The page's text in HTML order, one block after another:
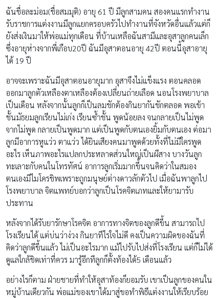
ฉันชื่อละม่อม(ชื่อสมมุติ) อายุ 61 ปี มีลูกสามคน สองคนแรกทำงาน
รับราชการแต่งงานมีลูกแยกครอบครัวไปทำงานที่จังหวัดอื่นแล้วแต่ก็
ยังส่งเงินมาให้พ่อแม่ทุกเดือน ที่บ้านเหลือฉันสามีและอุสาลูกคนเล็ก
ซึ่งอายุห่างจากพี่เกือบ20ปี ฉันมีอุสาตอนอายุ 42ปี ตอนนี้อุสาอายุ
ได้ 19 ปี
อาจจะเพราะฉันมีอุสาตอนอายุมาก อุสาจึงไม่แข็งแรง ตอนคลอด
ออกมาลูกตัวเหลืองตาเหลืองต้องเปลี่ยนถ่ายเลือด นอนโรงพยาบาล
เป็นเดือน หลังจากนั้นลูกก็เป็นลมชักต้องกินยากันชักตลอด พอเข้า
ชั้นมัธยมลูกเรียนไม่เก่ง เรียนซ้ำชั้น พูดน้อยลง จนกลายเป็นไม่พูด
จากไม่พูด กลายเป็นพูดมาก แต่เป็นพูดกับตนเองยิ้มกับตนเอง ต่อมา
ลูกมีอาการหูแว่ว ตาแว่ว ได้ยินเสียงคนมาพูดด้วยทั้งที่ไม่มีใครพูด
อะไร เห็นภาพอะไรแปลกประหลาดส่วนใหญ่เป็นผีสาง บางวันลูก
ทะเลาะกับคนในโทรทัศน์ อาการลูกเริ่มมากขึ้นจนคิดว่าในสมอง
ตนเองมีไมโครชิพเพราะถูกมนุษย์ต่างดาวลักตัวไป เมื่อฉันพาลูกไป
โรงพยาบาล จิตแพทย์บอกว่าลูกเป็นโรคจิตเภทและให้ยามารับ
ประทาน
หลังจากได้รับยารักษาโรคจิต อาการทางจิตของลูกดีขึ้น สามารถไป
โรงเรียนได้ แต่บ่นว่าง่วง กินยาทีไรใจไม่ดี คงเป็นความผิดของฉันที่
คิดว่าลูกดีขึ้นแล้ว ไม่เป็นอะไรมาก แม้ไปรับไปส่งที่โรงเรียน แต่ก็ไม่ได้
ดูแลใกล้ชิดเท่าที่ควร มารู้อีกทีลูกก็ตั้งท้องได้5 เดือนแล้ว
อย่างไรก็ตาม ฝ่ายชายที่ทำให้อุสาท้องก็ยอมรับ เขาเป็นลูกของคนใน
หมู่บ้านเดียวกัน พ่อแม่ของเขาได้มาสู่ขอทำพิธีแต่งงานให้เรียบร้อย